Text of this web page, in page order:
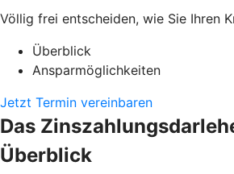
Völlig frei entscheiden, wie Sie Ihren
Überblick
Ansparmöglichkeiten
Jetzt Termin vereinbaren
Das
Überblick